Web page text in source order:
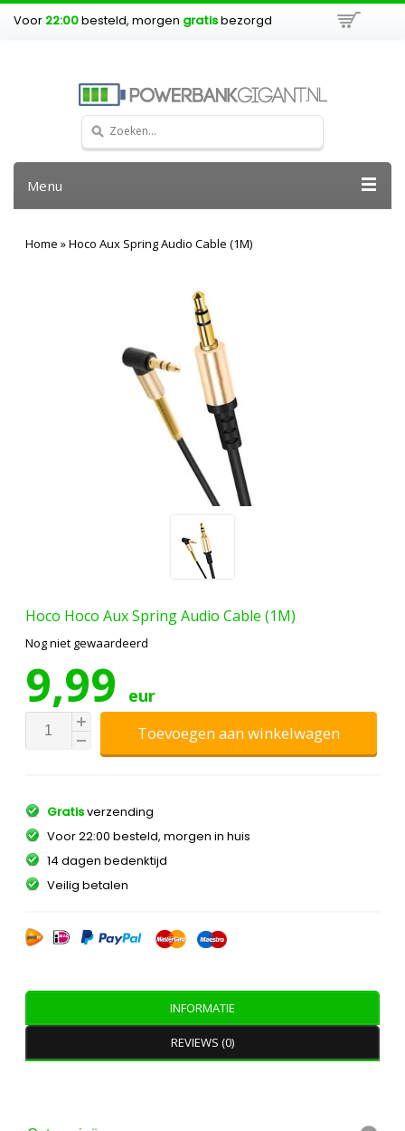
Voor 22:00besteld, morgen gratisbezorgd
Menu
Home »Hoco Aux Spring Audio Cable (1M)
Hoco Hoco Aux Spring Audio Cable (1M)
Nog niet gewaardeerd
9,99 eur
Toevoegen aan winkelwagen
Gratisverzending
Voor 22:00 besteld, morgen in huis
14 dagen bedenktijd
Veilig betalen
INFORMATIE
REVIEWS (0)